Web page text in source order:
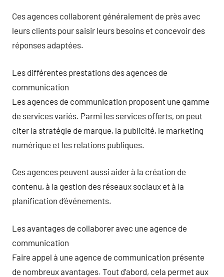
Ces agences collaborent généralement de près avec
leurs clients pour saisir leurs besoins et concevoir des
réponses adaptées.
Les différentes prestations des agences de
communication
Les agences de communication proposent une gamme
de services variés. Parmi les services offerts, on peut
citer la stratégie de marque, la publicité, le marketing
numérique et les relations publiques.
Ces agences peuvent aussi aider à la création de
contenu, à la gestion des réseaux sociaux et à la
planification d’événements.
Les avantages de collaborer avec une agence de
communication
Faire appel à une agence de communication présente
de nombreux avantages. Tout d’abord, cela permet aux